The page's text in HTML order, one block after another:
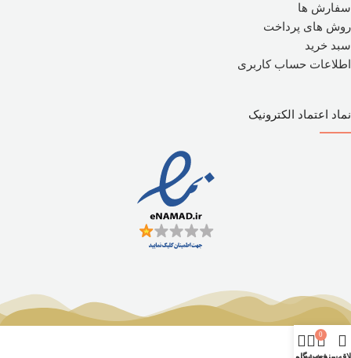
سفارش ها
روش های پرداخت
سبد خرید
اطلاعات حساب کاربری
نماد اعتماد الکترونیک
0